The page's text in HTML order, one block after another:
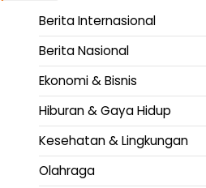
Berita Internasional
Berita Nasional
Ekonomi & Bisnis
Hiburan & Gaya Hidup
Kesehatan & Lingkungan
Olahraga